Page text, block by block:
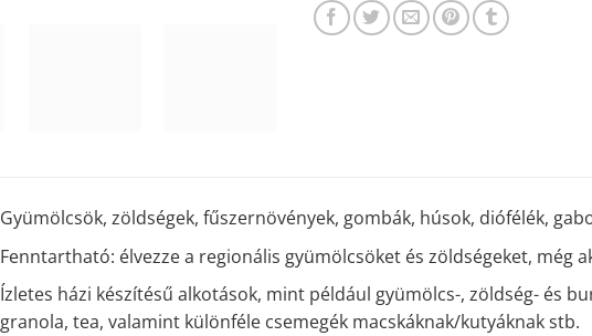
Gyümölcsök, zöldségek, fűszernövények, gombák, húsok, diófélék,
Fenntartható: élvezze a regionális gyümölcsöket és zöldségeket, még
Ízletes házi készítésű alkotások, mint például gyümölcs-, zöldség- és
granola, tea, valamint különféle csemegék macskáknak/kutyáknak stb.